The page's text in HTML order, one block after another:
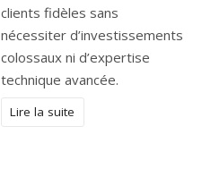
clients fidèles sans
nécessiter d’investissements
colossaux ni d’expertise
technique avancée.
Lire la suite